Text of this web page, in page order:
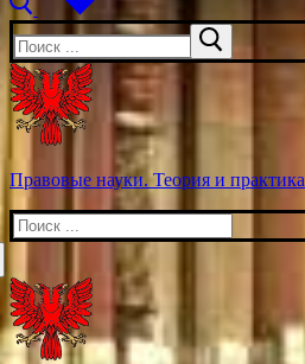
Искать:
Правовые науки. Теория и практика
Искать: